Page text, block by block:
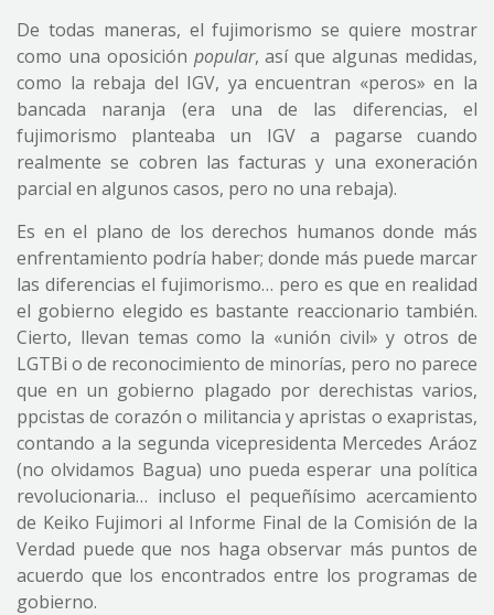
De todas maneras, el fujimorismo se quiere mostrar
como una oposición popular, así que algunas medidas,
como la rebaja del IGV, ya encuentran «peros» en la
bancada naranja (era una de las diferencias, el
fujimorismo planteaba un IGV a pagarse cuando
realmente se cobren las facturas y una exoneración
parcial en algunos casos, pero no una rebaja).
Es en el plano de los derechos humanos donde más
enfrentamiento podría haber; donde más puede marcar
las diferencias el fujimorismo… pero es que en realidad
el gobierno elegido es bastante reaccionario también.
Cierto, llevan temas como la «unión civil» y otros de
LGTBi o de reconocimiento de minorías, pero no parece
que en un gobierno plagado por derechistas varios,
ppcistas de corazón o militancia y apristas o exapristas,
contando a la segunda vicepresidenta Mercedes Aráoz
(no olvidamos Bagua) uno pueda esperar una política
revolucionaria… incluso el pequeñísimo acercamiento
de Keiko Fujimori al Informe Final de la Comisión de la
Verdad puede que nos haga observar más puntos de
acuerdo que los encontrados entre los programas de
gobierno.